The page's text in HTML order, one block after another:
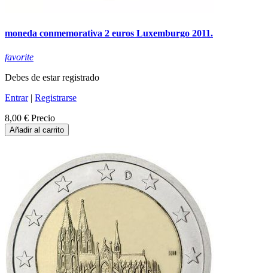
moneda conmemorativa 2 euros Luxemburgo 2011.
favorite
Debes de estar registrado
Entrar| Registrarse
8,00 € Precio
Añadir al carrito